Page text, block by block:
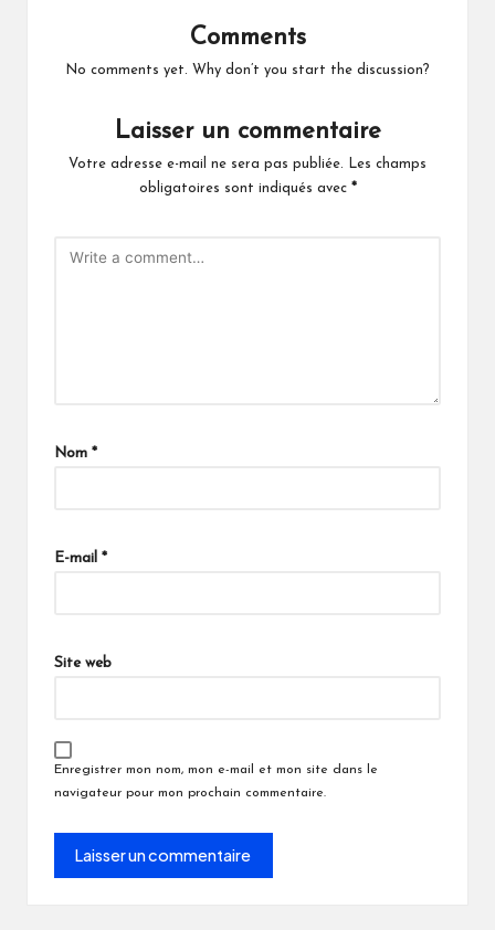
Comments
No comments yet. Why don’t you start the discussion?
Laisser un commentaire
Votre adresse e-mail ne sera pas publiée.
Les champs
obligatoires sont indiqués avec *
Nom *
E-mail *
Site web
Enregistrer mon nom, mon e-mail et mon site dans le
navigateur pour mon prochain commentaire.